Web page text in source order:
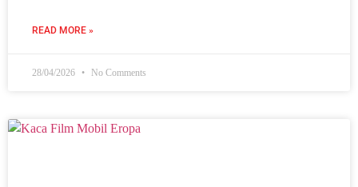
READ MORE »
28/04/2026 No Comments